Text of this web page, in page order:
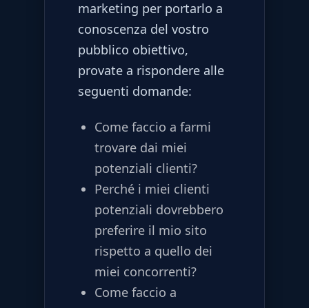
marketing per portarlo a
conoscenza del vostro
pubblico obiettivo,
provate a rispondere alle
seguenti domande:
Come faccio a farmi
trovare dai miei
potenziali clienti?
Perché i miei clienti
potenziali dovrebbero
preferire il mio sito
rispetto a quello dei
miei concorrenti?
Come faccio a